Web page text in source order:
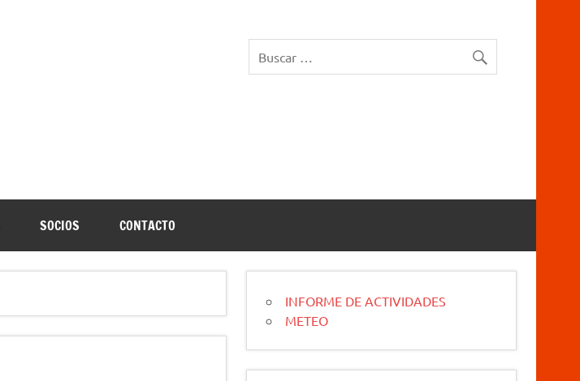
SOCIOS CONTACTO
INFORME DE ACTIVIDADES
METEO